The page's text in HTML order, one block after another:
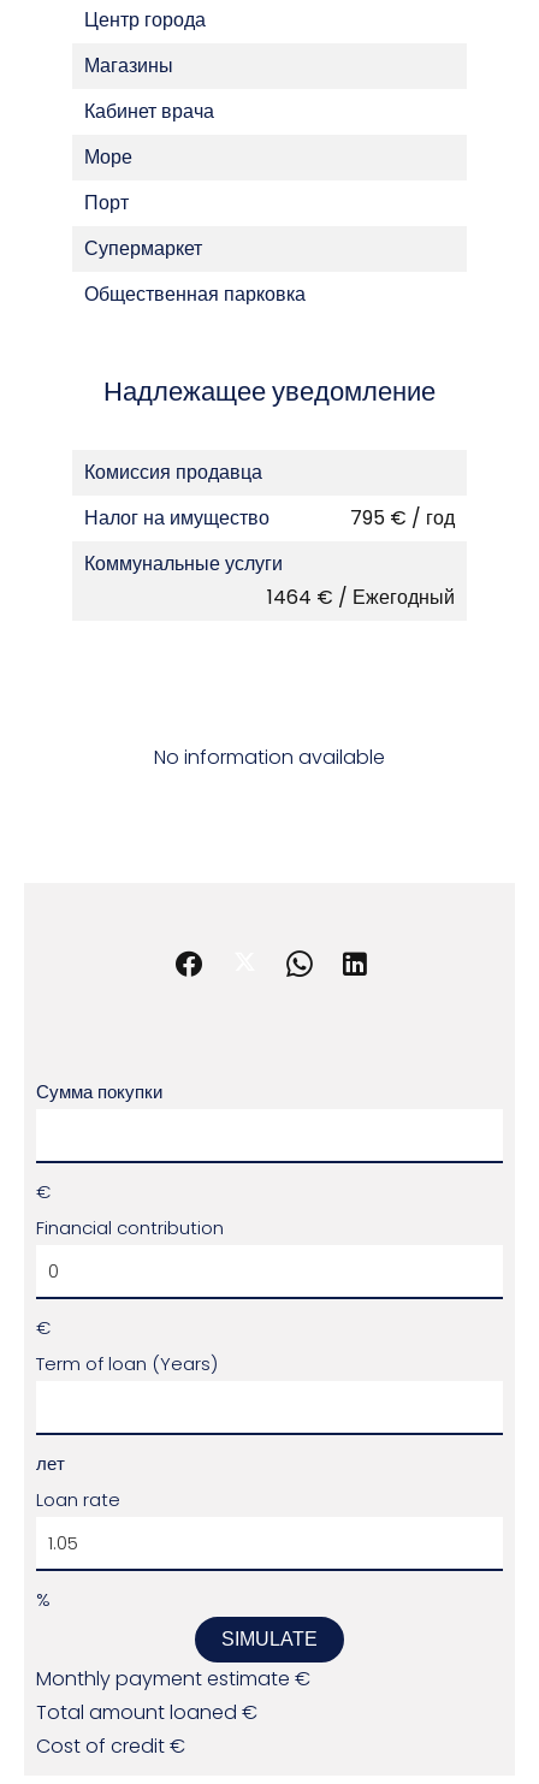
Центр города
Магазины
Кабинет врача
Море
Порт
Супермаркет
Общественная парковка
Надлежащее уведомление
Комиссия продавца
Налог на имущество
795 € / год
Коммунальные услуги
1464 € / Ежегодный
No information available
Сумма покупки
€
Financial contribution
€
Term of loan (Years)
лет
Loan rate
%
SIMULATE
Monthly payment estimate €
Total amount loaned €
Cost of credit€